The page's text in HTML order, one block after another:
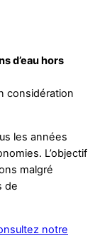
d’eau hors
considération
les années
L’objectif
malgré
de
notre